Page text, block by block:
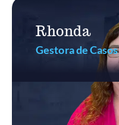
Rhonda
Gestora de